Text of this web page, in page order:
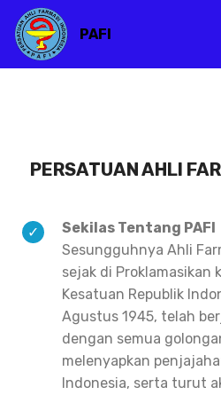
PAFI
PERSATUAN AHLI
Sekilas Tentang PAFI
Sesungguhnya Ahli
sejak di Proklamasikan
Kesatuan Republik
Agustus 1945, telah
dengan semua
melenyapkan
Indonesia, serta turut